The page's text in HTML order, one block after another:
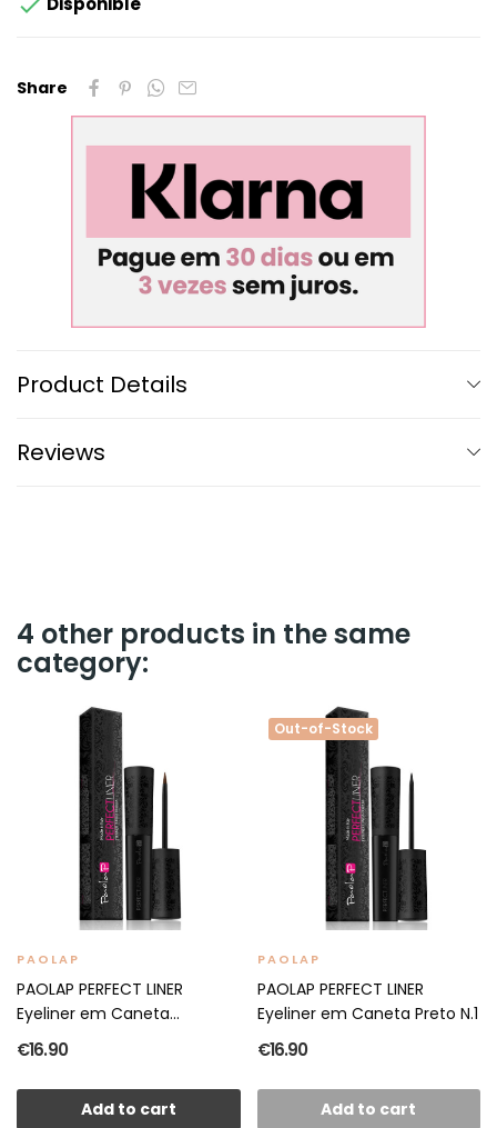

Share
Product Details
Reviews
4 other products in the same
category:
PAOLAP
PAOLAP PERFECT LINER
Eyeliner em Caneta...
€16.90
Add to cart
Out-of-Stock
PAOLAP
PAOLAP PERFECT LINER
Eyeliner em Caneta Preto N.1
€16.90
Add to cart